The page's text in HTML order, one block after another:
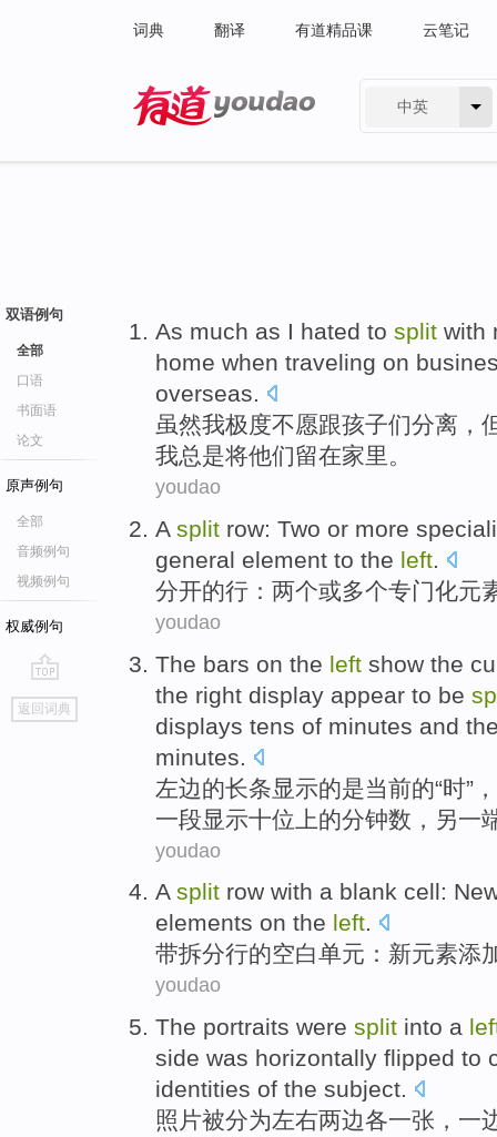
词典 翻译 有道精品课 云笔记
中英
双语例句
全部
口语
书面语
论文
原声例句
全部
音频例句
视频例句
权威例句
go
top
返回词典
As much as I hated to split with
home when traveling on
overseas.
虽然我极度不愿跟孩子们分离 ，
我总是将他们留在家里。
youdao
A split row: Two or more
general element to the left.
分开的行 ： 两个或多个专门化元
youdao
The bars on the left show the
the right display appear to be
displays tens of minutes and
minutes
左边的长条显示的是当前的“时”，
一段显示十位上的分钟数， 另一
youdao
A split row with a blank cell:
elements on the left.
带拆分行的空白单元 ： 新元素添
youdao
The portraits were split into a
side was horizontally flipped to
identities of the subject.
照片被分为左右两边各一张， 一